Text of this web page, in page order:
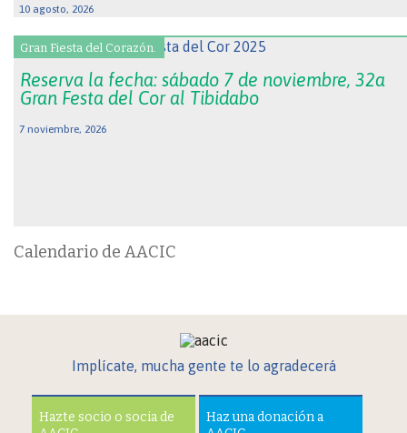
10 agosto, 2026
Gran Fiesta del Corazón.
Reserva la fecha: sábado 7 de noviembre, 32a
Gran Festa del Cor al Tibidabo
7 noviembre, 2026
Calendario de AACIC
Implícate, mucha gente te lo agradecerá
Hazte socio o socia de
Haz una donación a